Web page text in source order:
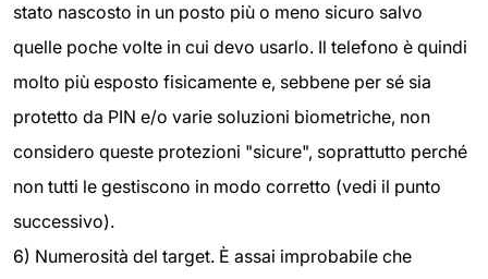
stato nascosto in un posto più o meno sicuro salvo
quelle poche volte in cui devo usarlo. Il telefono è quindi
molto più esposto fisicamente e, sebbene per sé sia
protetto da PIN e/o varie soluzioni biometriche, non
considero queste protezioni "sicure", soprattutto perché
non tutti le gestiscono in modo corretto (vedi il punto
successivo).
6) Numerosità del target. È assai improbabile che